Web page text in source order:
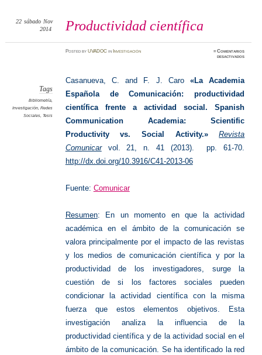
Productividad científica
22 sábado Nov
2014
PostedbyUVADOC in Investigación ≈Comentarios
desactivadosen
Tags
Bibliometría,
Investigación, Redes
Sociales, Tesis
Casanueva, C. and F. J. Caro«La Academia
Española de Comunicación: productividad
científica frente a actividad social. Spanish
Communication Academia: Scientific
Productivity vs. Social Activity.»
Revista
Comunicarvol. 21, n. 41 (2013). pp. 61-70.
http://dx.doi.org/10.3916/C41-2013-06
Fuente: Comunicar
Resumen: En un momento en que la actividad
académica en el ámbito de la comunicación se
valora principalmente por el impacto de las revistas
y los medios de comunicación científica y por la
productividad de los investigadores, surge la
cuestión de si los factores sociales pueden
condicionar la actividad científica con la misma
fuerza que estos elementos objetivos. Esta
investigación analiza la influencia de la
productividad científica y de la actividad social en el
ámbito de la comunicación. Se ha identificado la red